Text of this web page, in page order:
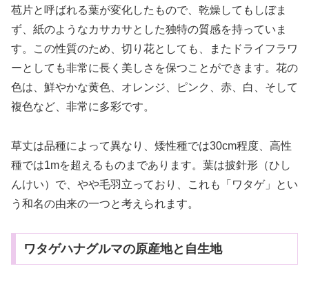
苞片と呼ばれる葉が変化したもので、乾燥してもしぼま
ず、紙のようなカサカサとした独特の質感を持っていま
す。この性質のため、切り花としても、またドライフラワ
ーとしても非常に長く美しさを保つことができます。花の
色は、鮮やかな黄色、オレンジ、ピンク、赤、白、そして
複色など、非常に多彩です。
草丈は品種によって異なり、矮性種では30cm程度、高性
種では1mを超えるものまであります。葉は披針形（ひし
んけい）で、やや毛羽立っており、これも「ワタゲ」とい
う和名の由来の一つと考えられます。
ワタゲハナグルマの原産地と自生地